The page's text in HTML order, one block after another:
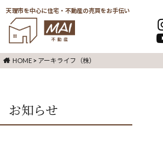
天理市を中心に住宅・不動産の売買をお手伝い
HOME > アーキライフ（株）
お知らせ